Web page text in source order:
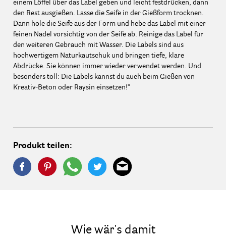
einem Löffel über das Label geben und leicht festdrücken, dann
den Rest ausgießen. Lasse die Seife in der Gießform trocknen.
Dann hole die Seife aus der Form und hebe das Label mit einer
feinen Nadel vorsichtig von der Seife ab. Reinige das Label für
den weiteren Gebrauch mit Wasser. Die Labels sind aus
hochwertigem Naturkautschuk und bringen tiefe, klare
Abdrücke. Sie können immer wieder verwendet werden. Und
besonders toll: Die Labels kannst du auch beim Gießen von
Kreativ-Beton oder Raysin einsetzen!"
Produkt teilen:
Wie wär's damit